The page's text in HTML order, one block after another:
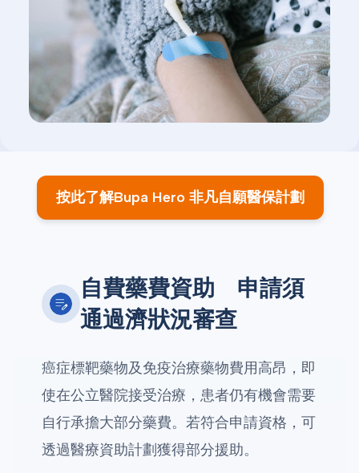
按此了解Bupa Hero 非凡自願醫保計劃
自費藥費資助 申請須
通過濟狀況審查
癌症標靶藥物及免疫治療藥物費用高昂，即
使在公立醫院接受治療，患者仍有機會需要
自行承擔大部分藥費。若符合申請資格，可
透過醫療資助計劃獲得部分援助。